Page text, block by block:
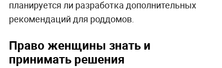
планируется ли разработка дополнительных
рекомендаций для роддомов.
Право женщины знать и
принимать решения